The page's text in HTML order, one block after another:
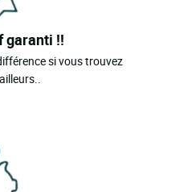
garanti !!
si vous trouvez